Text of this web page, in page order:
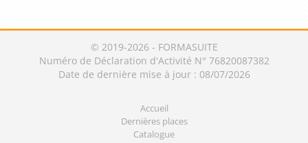
© 2019-2026 - FORMASUITE
Numéro de Déclaration d'Activité N° 76820087382
Date de dernière mise à jour : 08/07/2026
Accueil
Dernières places
Catalogue